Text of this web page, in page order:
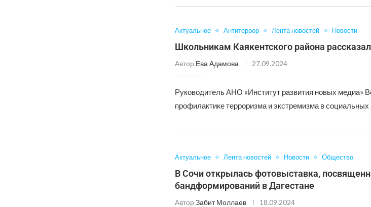
Актуальное Антитеррор Лента новостей Новости
Школьникам Каякентского района
Автор Ева Адамова 27.09.2024
Руководитель АНО «Институт развития новых медиа»
профилактике терроризма и экстремизма в социальных
Актуальное Лента новостей Новости Общество
В Сочи открылась фотовыставка,
бандформирований в Дагестане
Автор Забит Моллаев 18.09.2024